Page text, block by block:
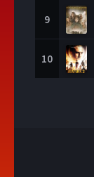
9
10